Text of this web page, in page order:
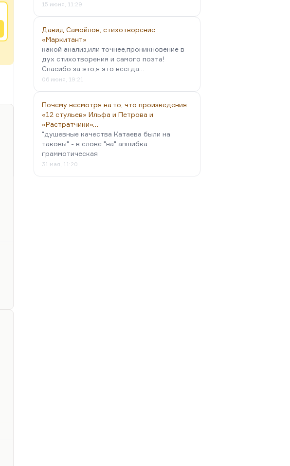
15 июня, 11:29
Давид Самойлов, стихотворение
«Маркитант»
какой анализ,или точнее,проникновение в
дух стихотворения и самого поэта!
Спасибо за это,я это всегда…
06 июня, 19:21
Почему несмотря на то, что произведения
«12 стульев» Ильфа и Петрова и
«Растратчики»…
"душевные качества Катаева были на
таковы" - в слове "на" апшибка
граммотическая
31 мая, 11:20